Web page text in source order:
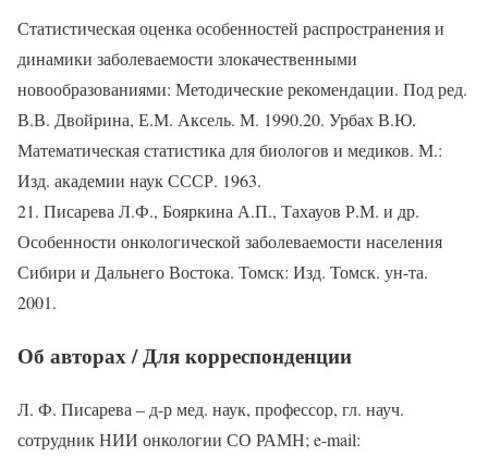
Статистическая оценка особенностей распространения и
динамики заболеваемости злокачественными
новообразованиями: Методические рекомендации. Под ред.
В.В. Двойрина, Е.М. Аксель. М. 1990.20. Урбах В.Ю.
Математическая статистика для биологов и медиков. М.:
Изд. академии наук СССР. 1963.
21. Писарева Л.Ф., Бояркина А.П., Тахауов Р.М. и др.
Особенности онкологической заболеваемости населения
Сибири и Дальнего Востока. Томск: Изд. Томск. ун-та.
2001.
Об авторах / Для корреспонденции
Л. Ф. Писарева – д-р мед. наук, профессор, гл. науч.
сотрудник НИИ онкологии СО РАМН; e-mail: